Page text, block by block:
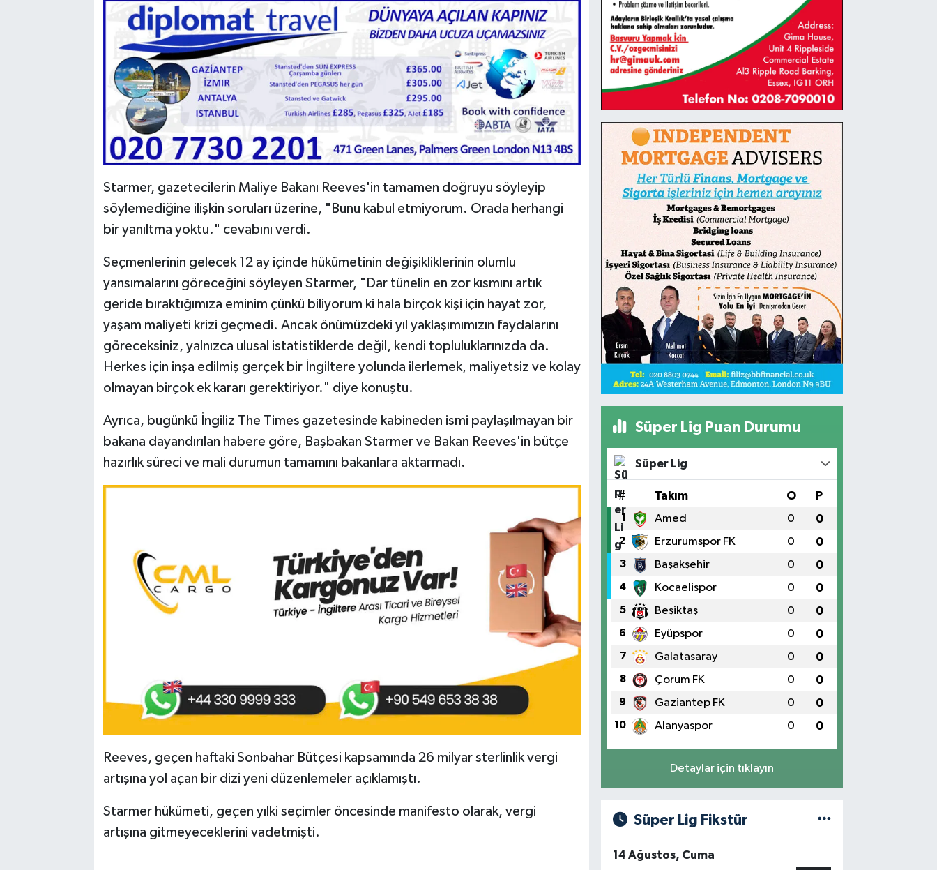
Starmer, gazetecilerin Maliye Bakanı Reeves'in tamamen doğruyu söyleyip
söylemediğine ilişkin soruları üzerine, "Bunu kabul etmiyorum. Orada herhangi
bir yanıltma yoktu." cevabını verdi.
Seçmenlerinin gelecek 12 ay içinde hükümetinin değişikliklerinin olumlu
yansımalarını göreceğini söyleyen Starmer, "Dar tünelin en zor kısmını artık
geride bıraktığımıza eminim çünkü biliyorum ki hala birçok kişi için hayat zor,
yaşam maliyeti krizi geçmedi. Ancak önümüzdeki yıl yaklaşımımızın faydalarını
göreceksiniz, yalnızca ulusal istatistiklerde değil, kendi topluluklarınızda da.
Herkes için inşa edilmiş gerçek bir İngiltere yolunda ilerlemek, maliyetsiz ve kolay
olmayan birçok ek kararı gerektiriyor." diye konuştu.
Ayrıca, bugünkü İngiliz The Times gazetesinde kabineden ismi paylaşılmayan bir
bakana dayandırılan habere göre, Başbakan Starmer ve Bakan Reeves'in bütçe
hazırlık süreci ve mali durumun tamamını bakanlara aktarmadı.
Reeves, geçen haftaki Sonbahar Bütçesi kapsamında 26 milyar sterlinlik vergi
artışına yol açan bir dizi yeni düzenlemeler açıklamıştı.
Starmer hükümeti, geçen yılki seçimler öncesinde manifesto olarak, vergi
artışına gitmeyeceklerini vadetmişti.
Süper Lig Puan Durumu
Süper Lig
# Takım O P
1 Amed 0 0
2 Erzurumspor FK 0 0
3 Başakşehir 0 0
4 Kocaelispor 0 0
5 Beşiktaş 0 0
6 Eyüpspor 0 0
7 Galatasaray 0 0
8 Çorum FK 0 0
9 Gaziantep FK 0 0
10 Alanyaspor 0 0
Detaylar için tıklayın
Süper Lig Fikstür
14 Ağustos, Cuma